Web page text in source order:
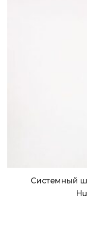
Системный